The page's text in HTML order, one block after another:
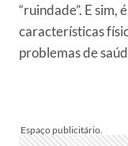
“ruindade”. E sim,
características
problemas de